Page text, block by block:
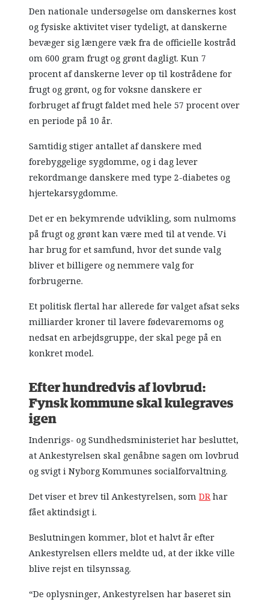
Den nationale undersøgelse om danskernes kost
og fysiske aktivitet viser tydeligt, at danskerne
bevæger sig længere væk fra de officielle kostråd
om 600 gram frugt og grønt dagligt. Kun 7
procent af danskerne lever op til kostrådene for
frugt og grønt, og for voksne danskere er
forbruget af frugt faldet med hele 57 procent over
en periode på 10 år.
Samtidig stiger antallet af danskere med
forebyggelige sygdomme, og i dag lever
rekordmange danskere med type 2-diabetes og
hjertekarsygdomme.
Det er en bekymrende udvikling, som nulmoms
på frugt og grønt kan være med til at vende. Vi
har brug for et samfund, hvor det sunde valg
bliver et billigere og nemmere valg for
forbrugerne.
Et politisk flertal har allerede før valget afsat seks
milliarder kroner til lavere fødevaremoms og
nedsat en arbejdsgruppe, der skal pege på en
konkret model.
Efter hundredvis af lovbrud:
Fynsk kommune skal kulegraves
igen
Indenrigs- og Sundhedsministeriet har besluttet,
at Ankestyrelsen skal genåbne sagen om lovbrud
og svigt i Nyborg Kommunes socialforvaltning.
Det viser et brev til Ankestyrelsen, somDRhar
fået aktindsigt i.
Beslutningen kommer, blot et halvt år efter
Ankestyrelsen ellers meldte ud, at der ikke ville
blive rejst en tilsynssag.
“De oplysninger, Ankestyrelsen har baseret sin